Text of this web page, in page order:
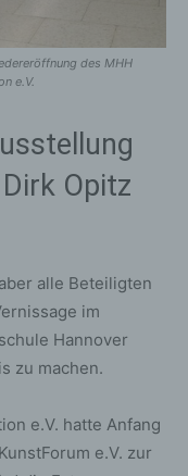
des MHH
e.V.
Opitz
alle Beteiligten
im
Hannover
zu machen.
e.V. hatte Anfang
e.V. zur